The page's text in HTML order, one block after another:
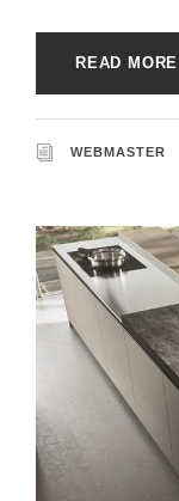
READ MORE
WEBMASTER